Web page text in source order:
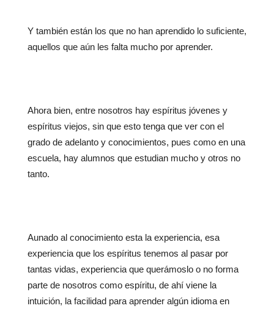
Y también están los que no han aprendido lo suficiente,
aquellos que aún les falta mucho por aprender.
Ahora bien, entre nosotros hay espíritus jóvenes y
espíritus viejos, sin que esto tenga que ver con el
grado de adelanto y conocimientos, pues como en una
escuela, hay alumnos que estudian mucho y otros no
tanto.
Aunado al conocimiento esta la experiencia, esa
experiencia que los espíritus tenemos al pasar por
tantas vidas, experiencia que querámoslo o no forma
parte de nosotros como espíritu, de ahí viene la
intuición, la facilidad para aprender algún idioma en